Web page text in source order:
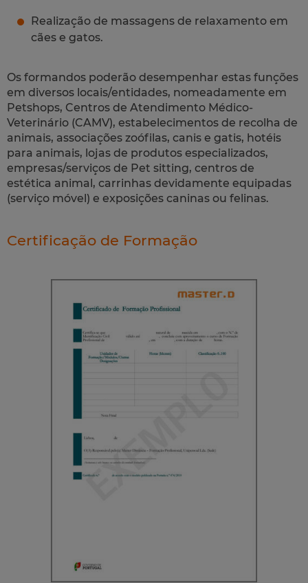
Realização de massagens de relaxamento em
cães e gatos.
Os formandos poderão desempenhar estas funções
em diversos locais/entidades, nomeadamente em
Petshops, Centros de Atendimento Médico-
Veterinário (CAMV), estabelecimentos de recolha de
animais, associações zoófilas, canis e gatis, hotéis
para animais, lojas de produtos especializados,
empresas/serviços de Pet sitting, centros de
estética animal, carrinhas devidamente equipadas
(serviço móvel) e exposições caninas ou felinas.
Certificação de Formação